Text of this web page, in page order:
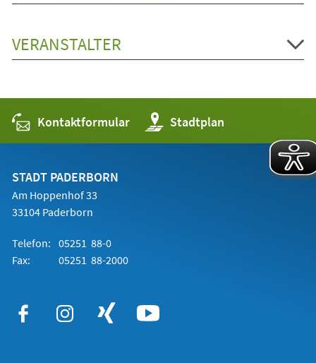
VERANSTALTER
Kontaktformular Stadtplan
(Öffnet
in
einem
STADT PADERBORN
Am Hoppenhof 33
33104 Paderborn
Telefon: 05251 88-0
Fax:
05251 88-2000